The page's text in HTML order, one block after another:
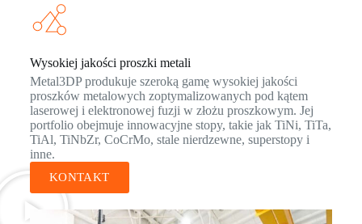
Wysokiej jakości proszki metali
Metal3DP produkuje szeroką gamę wysokiej jakości
proszków metalowych zoptymalizowanych pod kątem
laserowej i elektronowej fuzji w złożu proszkowym. Jej
portfolio obejmuje innowacyjne stopy, takie jak TiNi, TiTa,
TiAl, TiNbZr, CoCrMo, stale nierdzewne, superstopy i
inne.
KONTAKT